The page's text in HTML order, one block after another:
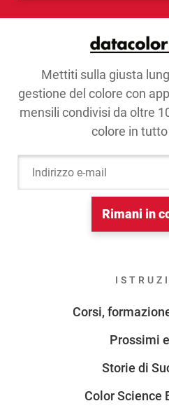
Mettiti sulla giusta
gestione del colore con
mensili condivisi da oltre
colore in
Rimani in
Corsi,
Prossimi
Storie di
Color Science